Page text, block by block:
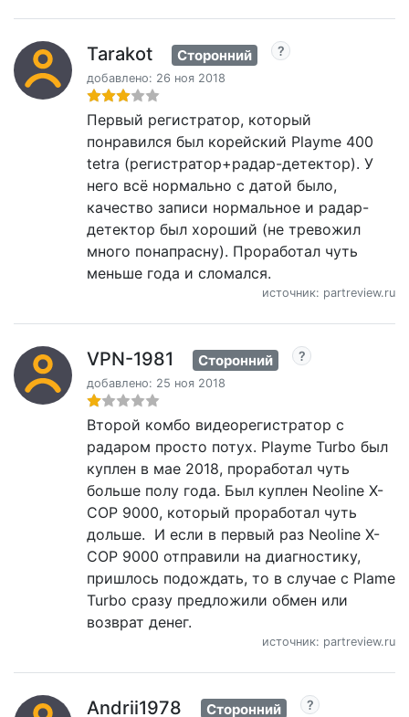
Tarakot Сторонний
добавлено: 26 ноя 2018
Первый регистратор, который
понравился был корейский Playme 400
tetra (регистратор+радар-детектор). У
него всё нормально с датой было,
качество записи нормальное и радар-
детектор был хороший (не тревожил
много понапрасну). Проработал чуть
меньше года и сломался.
источник: partreview.ru
VPN-1981 Сторонний
добавлено: 25 ноя 2018
Второй комбо видеорегистратор с
радаром просто потух. Playme Turbo был
куплен в мае 2018, проработал чуть
больше полу года. Был куплен Neoline X-
COP 9000, который проработал чуть
дольше. И если в первый раз Neoline X-
COP 9000 отправили на диагностику,
пришлось подождать, то в случае с Plame
Turbo сразу предложили обмен или
возврат денег.
источник: partreview.ru
Andrii1978 Сторонний